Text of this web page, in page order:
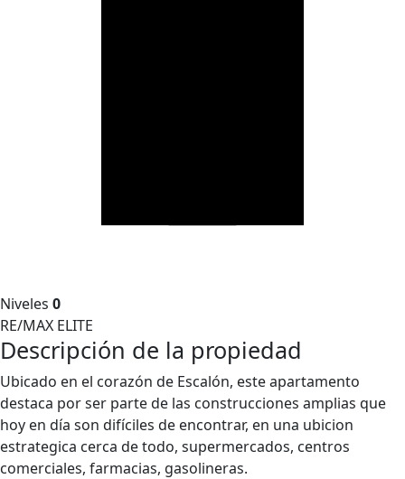
Niveles 0
RE/MAX ELITE
Descripción de la propiedad
Ubicado en el corazón de Escalón, este apartamento
destaca por ser parte de las construcciones amplias que
hoy en día son difíciles de encontrar, en una ubicion
estrategica cerca de todo, supermercados, centros
comerciales, farmacias, gasolineras.